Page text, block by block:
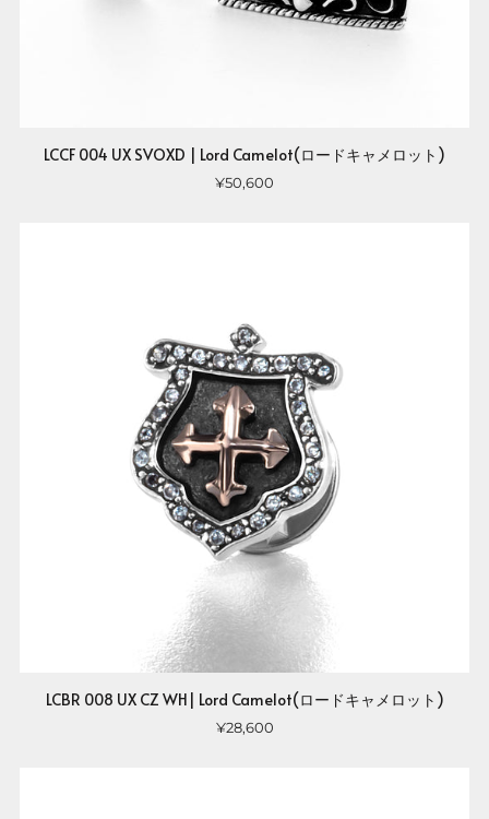
LCCF 004 UX SVOXD | Lord Camelot(ロードキャメロット)
¥50,600
LCBR 008 UX CZ WH| Lord Camelot(ロードキャメロット)
¥28,600